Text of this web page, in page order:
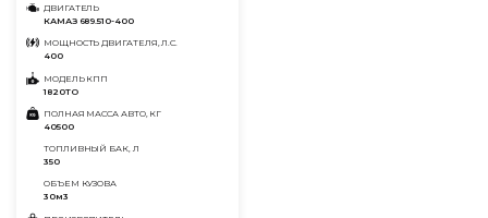
ДВИГАТЕЛЬ
КАМАЗ 689.510-400
МОЩНОСТЬ ДВИГАТЕЛЯ, Л.С.
400
МОДЕЛЬ КПП
1820ТО
ПОЛНАЯ МАССА АВТО, КГ
40500
ТОПЛИВНЫЙ БАК, Л
350
ОБЪЕМ КУЗОВА
30м3